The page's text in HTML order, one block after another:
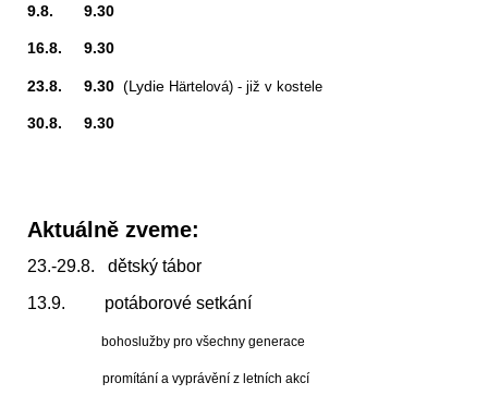
9.8. 9.30
16.8. 9.30
23.8. 9.30 (Lydie Härtelová) - již v kostele
30.8. 9.30
Aktuálně zveme:
23.-29.8. dětský tábor
13.9. potáborové setkání
bohoslužby pro všechny generace
promítání a vyprávění z letních akcí